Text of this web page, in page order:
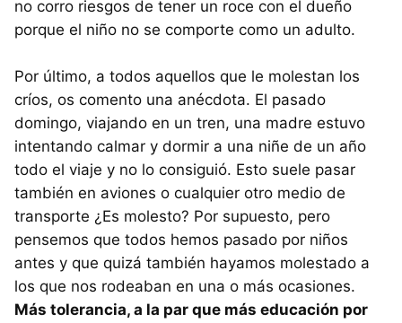
no corro riesgos de tener un roce con el dueño
porque el niño no se comporte como un adulto.
Por último, a todos aquellos que le molestan los
críos, os comento una anécdota. El pasado
domingo, viajando en un tren, una madre estuvo
intentando calmar y dormir a una niñe de un año
todo el viaje y no lo consiguió. Esto suele pasar
también en aviones o cualquier otro medio de
transporte ¿Es molesto? Por supuesto, pero
pensemos que todos hemos pasado por niños
antes y que quizá también hayamos molestado a
los que nos rodeaban en una o más ocasiones.
Más tolerancia, a la par que más educación por